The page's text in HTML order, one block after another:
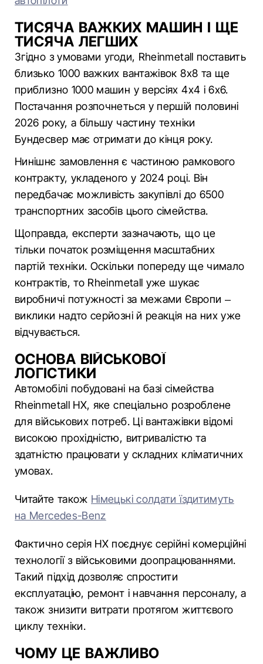
ТИСЯЧА ВАЖКИХ МАШИН І ЩЕ
ТИСЯЧА ЛЕГШИХ
Згідно з умовами угоди, Rheinmetall поставить
близько 1000 важких вантажівок 8x8 та ще
приблизно 1000 машин у версіях 4x4 і 6x6.
Постачання розпочнеться у першій половині
2026 року, а більшу частину техніки
Бундесвер має отримати до кінця року.
Нинішнє замовлення є частиною рамкового
контракту, укладеного у 2024 році. Він
передбачає можливість закупівлі до 6500
транспортних засобів цього сімейства.
Щоправда, експерти зазначають, що це
тільки початок розміщення масштабних
партій техніки. Оскільки попереду ще чимало
контрактів, то Rheinmetall уже шукає
виробничі потужності за межами Європи –
виклики надто серйозні й реакція на них уже
відчувається.
ОСНОВА ВІЙСЬКОВОЇ
ЛОГІСТИКИ
Автомобілі побудовані на базі сімейства
Rheinmetall HX, яке спеціально розроблене
для військових потреб. Ці вантажівки відомі
високою прохідністю, витривалістю та
здатністю працювати у складних кліматичних
умовах.
Читайте також Німецькі солдати їздитимуть
на Mercedes-Benz
Фактично серія HX поєднує серійні комерційні
технології з військовими доопрацюваннями.
Такий підхід дозволяє спростити
експлуатацію, ремонт і навчання персоналу, а
також знизити витрати протягом життєвого
циклу техніки.
ЧОМУ ЦЕ ВАЖЛИВО